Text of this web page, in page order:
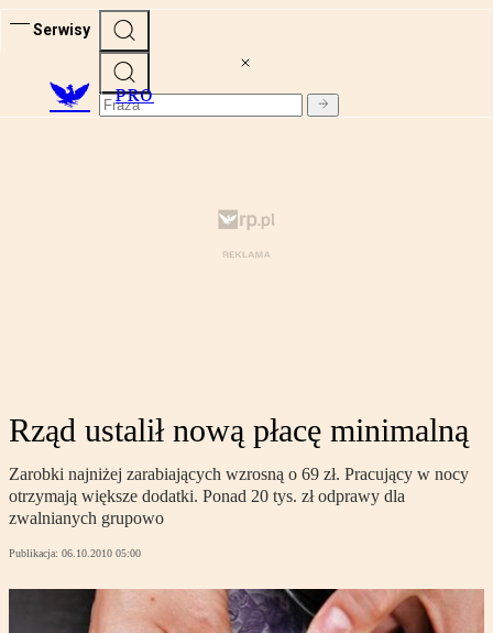
Serwisy
PRO
Rząd ustalił nową płacę minimalną
Zarobki najniżej zarabiających wzrosną o 69 zł. Pracujący w nocy
otrzymają większe dodatki. Ponad 20 tys. zł odprawy dla
zwalnianych grupowo
Publikacja: 06.10.2010 05:00